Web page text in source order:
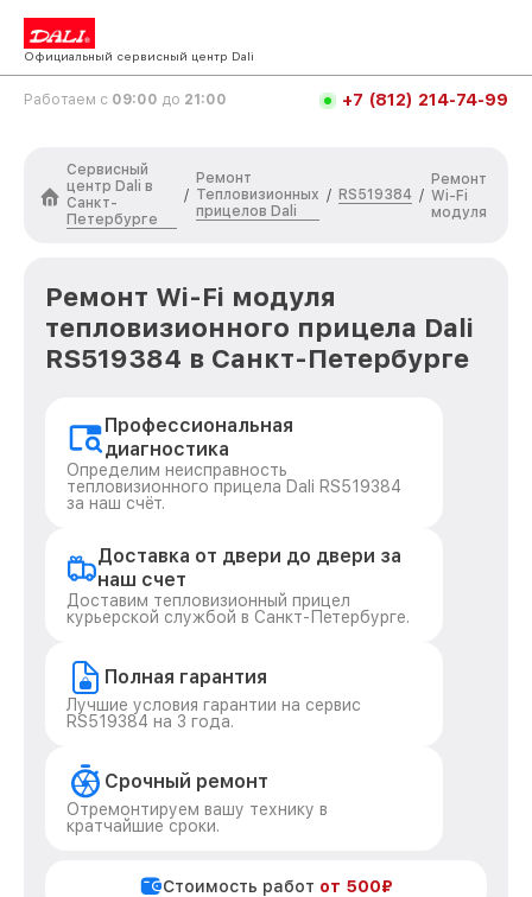
Официальный сервисный центр Dali
Работаем с 09:00 до 21:00 +7 (812) 214-74-99
Сервисный
центр Dali в
Санкт-
Петербурге
/
Ремонт
Тепловизионных
прицелов Dali
/ RS519384 /
Ремонт
Wi-Fi
модуля
Ремонт Wi-Fi модуля
тепловизионного прицела Dali
RS519384 в Санкт-Петербурге
Профессиональная
диагностика
Определим неисправность
тепловизионного прицела Dali RS519384
за наш счёт.
Доставка от двери до двери за
наш счет
Доставим тепловизионный прицел
курьерской службой в Санкт-Петербурге.
Полная гарантия
Лучшие условия гарантии на сервис
RS519384 на 3 года.
Срочный ремонт
Отремонтируем вашу технику в
кратчайшие сроки.
Стоимость работ от 500₽